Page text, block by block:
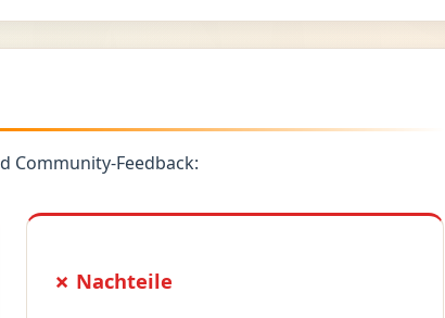
Community-Feedback:
✗ Nachteile